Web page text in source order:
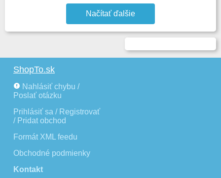
Načítať ďalšie
ShopTo.sk
Nahlásiť chybu /
Poslať otázku
Prihlásiť sa / Registrovať
/ Pridat obchod
Formát XML feedu
Obchodné podmienky
Kontakt